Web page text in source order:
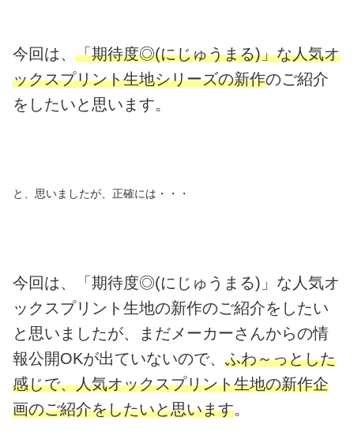
今回は、 「期待度◎(にじゅうまる)」な人気オ
ックスプリント生地シリーズの新作のご紹介
をしたいと思います。
と、思いましたが、正確には・・・
今回は、「期待度◎(にじゅうまる)」な人気オ
ックスプリント生地の新作のご紹介をしたい
と思いましたが、まだメーカーさんからの情
報公開OKが出ていないので、 ふわ～っとした
感じで、人気オックスプリント生地の新作企
画のご紹介をしたいと思います。